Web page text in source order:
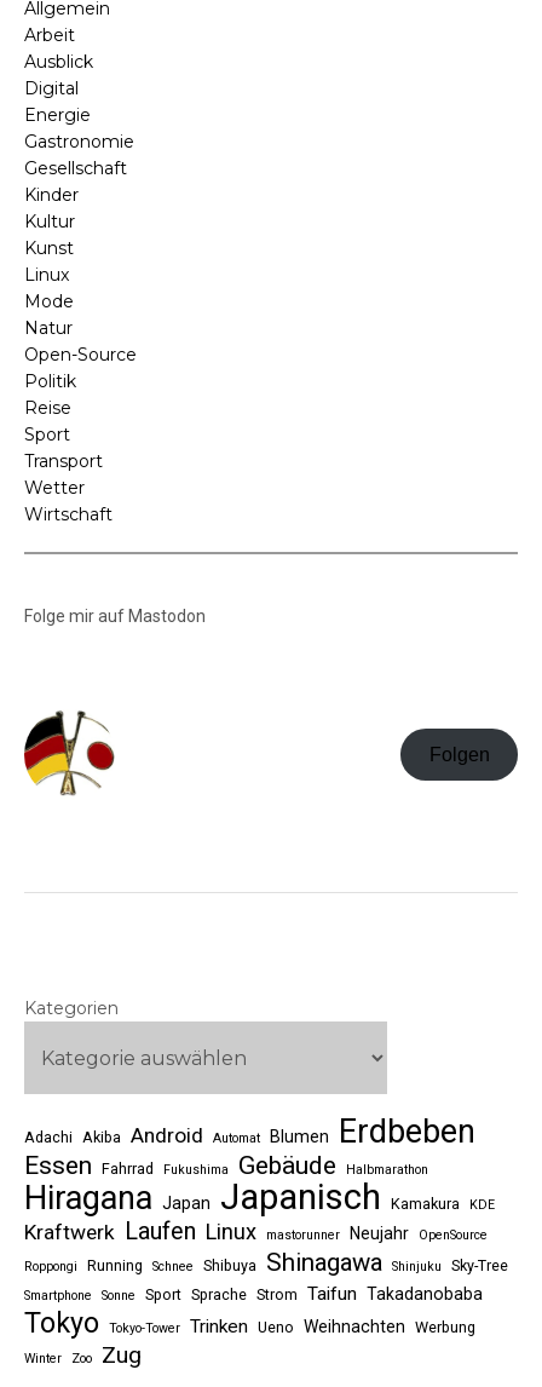
Allgemein
Arbeit
Ausblick
Digital
Energie
Gastronomie
Gesellschaft
Kinder
Kultur
Kunst
Linux
Mode
Natur
Open-Source
Politik
Reise
Sport
Transport
Wetter
Wirtschaft
Folge mir auf Mastodon
Folgen
Kategorien
Adachi Akiba Android Automat Blumen Erdbeben
Essen Fahrrad Fukushima Gebäude Halbmarathon
Hiragana Japan Japanisch Kamakura KDE
Kraftwerk Laufen Linux mastorunner Neujahr
OpenSource
Roppongi
Running Schnee Shibuya Shinagawa Shinjuku Sky-Tree
Smartphone Sonne Sport Sprache Strom Taifun Takadanobaba
Tokyo Tokyo-Tower Trinken Ueno Weihnachten Werbung
Winter Zoo Zug